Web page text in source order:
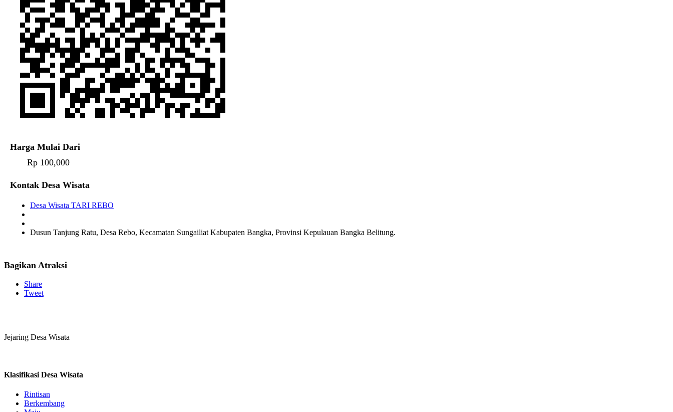
Harga Mulai Dari
Rp 100,000
Kontak Desa Wisata
Desa Wisata TARI REBO
Dusun Tanjung Ratu, Desa Rebo, Kecamatan Sungailiat Kabupaten Bangka, Provinsi Kepulauan Bangka Belitung.
Bagikan Atraksi
Share
Tweet
Jejaring Desa Wisata
Klasifikasi Desa Wisata
Rintisan
Berkembang